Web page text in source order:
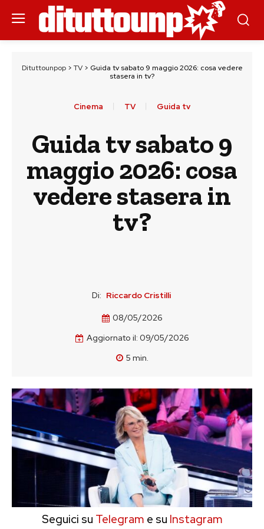
Dituttounpop> TV> Guida tv sabato 9 maggio 2026: cosa vedere
stasera in tv?
Cinema TV Guida tv
Guida tv sabato 9
maggio 2026: cosa
vedere stasera in
tv?
Di: Riccardo Cristilli
08/05/2026
Aggiornato il: 09/05/2026
5 min.
Seguici su Telegram e su Instagram